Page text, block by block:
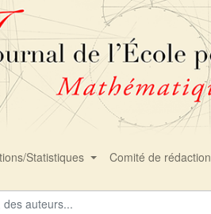
Statistiques Comité de rédaction